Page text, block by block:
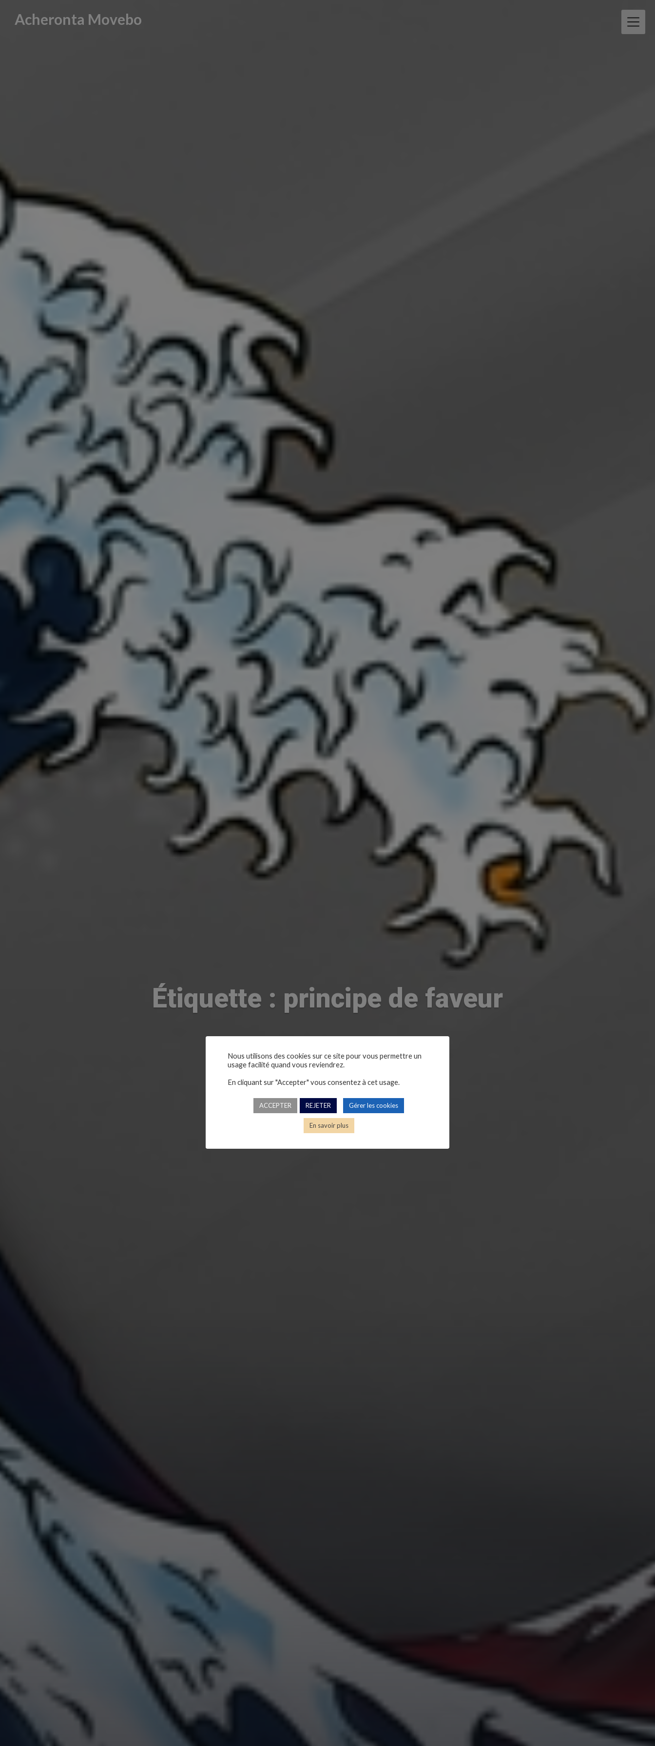
Acheronta Movebo
Étiquette : principe de faveur
Nous utilisons des cookies sur ce site pour vous permettre un
usage facilité quand vous reviendrez.
En cliquant sur "Accepter" vous consentez à cet usage.
ACCEPTER REJETER Gérer les cookies
En savoir plus